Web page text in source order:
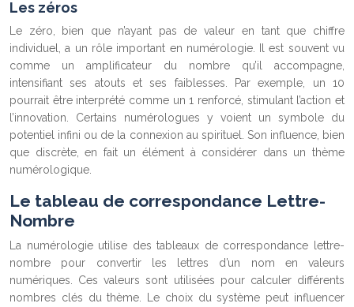
Les zéros
Le zéro, bien que n’ayant pas de valeur en tant que chiffre
individuel, a un rôle important en numérologie. Il est souvent vu
comme un amplificateur du nombre qu’il accompagne,
intensifiant ses atouts et ses faiblesses. Par exemple, un 10
pourrait être interprété comme un 1 renforcé, stimulant l’action et
l’innovation. Certains numérologues y voient un symbole du
potentiel infini ou de la connexion au spirituel. Son influence, bien
que discrète, en fait un élément à considérer dans un thème
numérologique.
Le tableau de correspondance Lettre-
Nombre
La numérologie utilise des tableaux de correspondance lettre-
nombre pour convertir les lettres d’un nom en valeurs
numériques. Ces valeurs sont utilisées pour calculer différents
nombres clés du thème. Le choix du système peut influencer